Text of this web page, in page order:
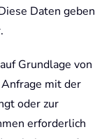
Daten geben
Grundlage von
mit der
oder zur
erforderlich